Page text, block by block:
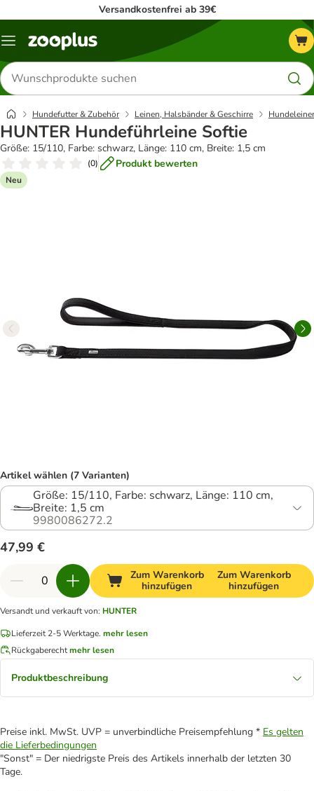
Versandkostenfrei ab 39€
Menü
Produkte
suchen
Hundefutter & Zubehör Leinen, Halsbänder & Geschirre
HUNTER Hundeführleine Softie
Größe: 15/110, Farbe: schwarz, Länge: 110 cm, Breite: 1,5 cm
(0) Produkt bewerten
Neu
Artikel wählen (7 Varianten)
Größe: 15/110, Farbe: schwarz, Länge: 110 cm,
Breite: 1,5 cm
9980086272.2
47,99 €
Zum Warenkorb
hinzufügen
Zum Warenkorb
hinzufügen
Versandt und verkauft von: HUNTER
Lieferzeit 2-5 Werktage. mehr lesen
Rückgaberechtmehr lesen
Produktbeschreibung
Preise inkl. MwSt. UVP = unverbindliche Preisempfehlung * Es gelten
die Lieferbedingungen
"Sonst" = Der niedrigste Preis des Artikels innerhalb der letzten 30
Tage.